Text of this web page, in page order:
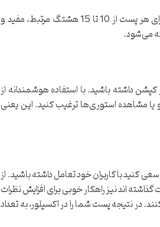
با جستجو در میان پیج‌های مشابه و پست‌های مرتبط حوزه کاریتان، می‌توانید هشتگ‌های محبوب را بررسی کنید. توصیه می‌کنیم برای هر پست از 10 تا 15 هشتگ مرتبط، مفید و
می‌شود.
باشید. با استفاده هوشمندانه از
یا مشاهده استور‌ی‌ها ترغیب کنید. این یعنی
کنید با کاربران خود تعامل داشته باشید. از
اند نیز راهکار خوبی برای افزایش نظرات
در نتیجه پست شما را در اکسپلور، به تعداد